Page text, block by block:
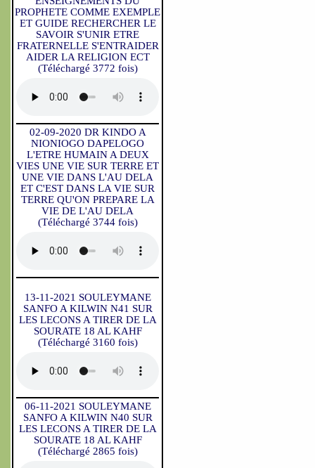
PROPHETE COMME EXEMPLE
ET GUIDE RECHERCHER LE
SAVOIR S'UNIR ETRE
FRATERNELLE S'ENTRAIDER
AIDER LA RELIGION ECT
(Téléchargé 3772 fois)
02-09-2020 DR KINDO A
NIONIOGO DAPELOGO
L'ETRE HUMAIN A DEUX
VIES UNE VIE SUR TERRE ET
UNE VIE DANS L'AU DELA
ET C'EST DANS LA VIE SUR
TERRE QU'ON PREPARE LA
VIE DE L'AU DELA
(Téléchargé 3744 fois)
13-11-2021 SOULEYMANE
SANFO A KILWIN N41 SUR
LES LECONS A TIRER DE LA
SOURATE 18 AL KAHF
(Téléchargé 3160 fois)
06-11-2021 SOULEYMANE
SANFO A KILWIN N40 SUR
LES LECONS A TIRER DE LA
SOURATE 18 AL KAHF
(Téléchargé 2865 fois)